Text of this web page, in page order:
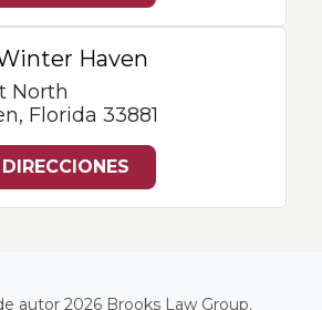
Haven
North
Florida 33881
autor 2026 Brooks Law Group.